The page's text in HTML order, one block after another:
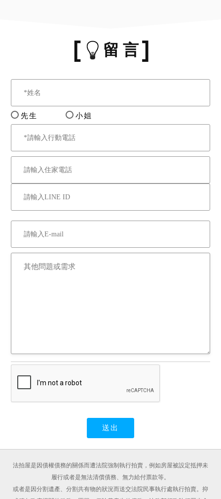
覆，非該處列管之海砂屋或
震損建築物。經核能安全委
員會113年9月16日核輻字第
1130014182號函覆，「臺
建物經該會偵測屬放射性污
染建築物。另債權人債務人
告。依強制執行法第69條之
瑕疵無擔保請求權，請應買
主張。
傷，經本院同年7月23日履
二、拍賣最低價額合計新台
最高者得標。
三、保證金新台幣：
四、抵押權拍定後均塗銷。
留 言
先生 小姐
法拍屋是因債權債務的關係而遭法院強制執行拍賣，例如房屋被設定抵押未
履行或者是無法清償債務、無力給付票款等。
或者是因分割遺產、分割共有物的狀況而送交法院民事執行處執行拍賣。抑